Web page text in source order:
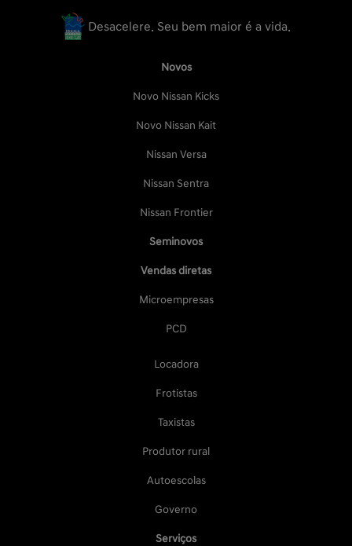
Desacelere. Seu bem maior é a vida.
Novos
Novo Nissan Kicks
Novo Nissan Kait
Nissan Versa
Nissan Sentra
Nissan Frontier
Seminovos
Vendas diretas
Microempresas
PCD
Locadora
Frotistas
Taxistas
Produtor rural
Autoescolas
Governo
Serviços